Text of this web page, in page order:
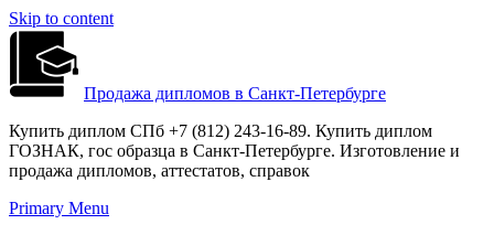
Skip to content
Продажа дипломов в Санкт-Петербурге
Купить диплом СПб +7 (812) 243-16-89. Купить диплом
ГОЗНАК, гос образца в Санкт-Петербурге. Изготовление и
продажа дипломов, аттестатов, справок
Primary Menu